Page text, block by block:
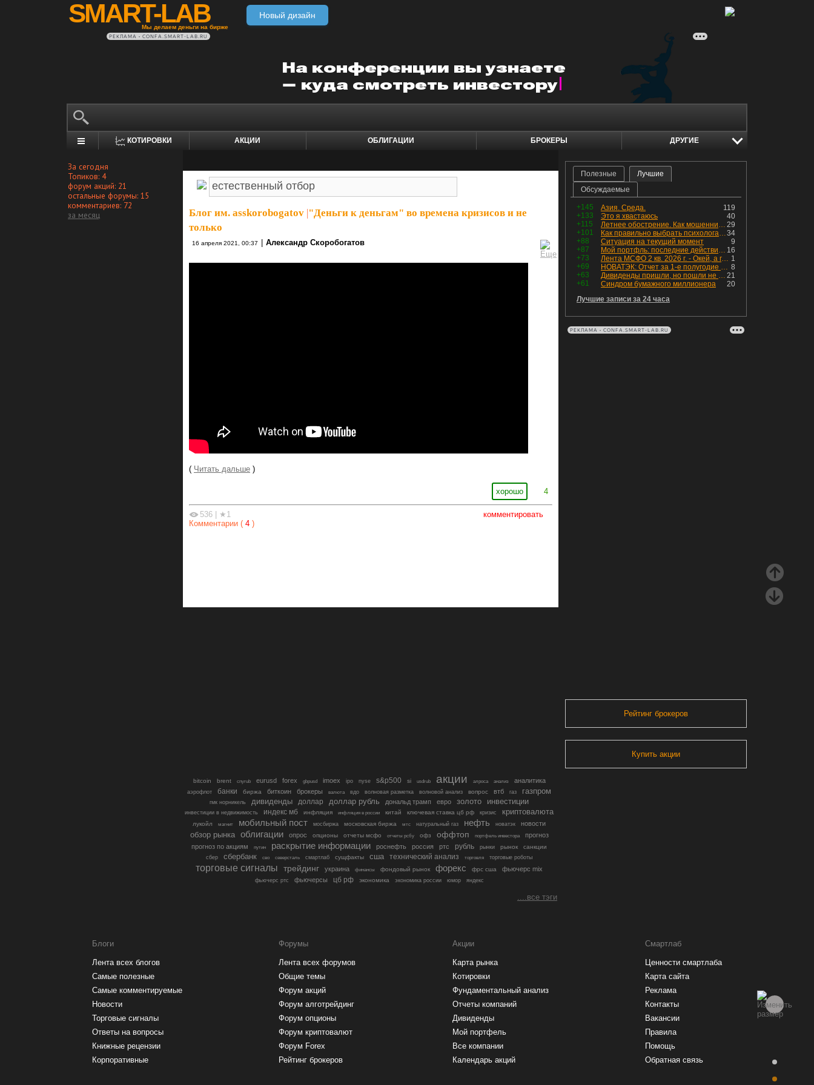
SMART-LAB
Мы делаем деньги на бирже
Новый дизайн
РЕКЛАМА • CONFA.SMART-LAB.RU
КОТИРОВКИ АКЦИИ ОБЛИГАЦИИ БРОКЕРЫ ДРУГИЕ
За сегодня
Топиков: 4
форум акций: 21
остальные форумы: 15
комментариев: 72
за месяц
Блог им. asskorobogatov "Деньги к деньгам" во времена кризисов и не
только
16 апреля 2021, 00:37 Александр Скоробогатов
( Читать дальше )
хорошо 4
комментировать
536 | ★1
Комментарии ( 4 )
Полезные
Лучшие
Обсуждаемые
+145 119
Азия. Среда.
+133
40
Это я хвастаюсь
+115
29
Летнее обострение. Как мошенники пытаются подсунуть кнопку "БАБЛО" девушкам
+101
34
Как правильно выбрать психолога. Показания к лечению
+88
9
Ситуация на текущий момент
+87
16
Мой портфль: последние действия и текущая структура. Краткий комментарий по всем позициям
+73
1
Лента МСФО 2 кв. 2026 г. - Окей, а где прибыль?
+69
8
НОВАТЭК: Отчет за 1-е полугодие 2026 - прибыль продолжает падать, но лучшее впереди, если не прилетит
+63
21
Дивиденды пришли, но пошли не туда
+61
20
Синдром бумажного миллионера
Лучшие записи за 24 часа
РЕКЛАМА • CONFA.SMART-LAB.RU
Рейтинг брокеров
Купить акции
bitcoin brent cnyrub eurusd forex gbpusd imoex ipo nyse s&p500 si usdrub акции алроса анализ аналитика
аэрофлот банки биржа биткоин брокеры валюта вдо волновая разметка волновой анализ вопрос втб газ газпром
гмк норникель дивиденды доллар доллар рубль дональд трамп евро золото инвестиции
инвестиции в недвижимость индекс мб инфляция инфляция в россии китай ключевая ставка цб рф кризис криптовалюта
лукойл магнит мобильный пост мосбиржа московская биржа мтс натуральный газ нефть новатэк новости
обзор рынка облигации опрос опционы отчеты мсфо отчеты рсбу офз оффтоп портфель инвестора
прогноз
прогноз по акциям
путин раскрытие информации роснефть россия ртс рубль рынки рынок санкции
сбер сбербанк сво северсталь смартлаб сущфакты сша технический анализ торговля торговые роботы
торговые сигналы трейдинг украина финансы фондовый рынок форекс фрс сша фьючерс mix
фьючерс ртс фьючерсы цб рф экономика экономика россии юмор яндекс
....все тэги
Блоги
Лента всех блогов
Самые полезные
Самые комментируемые
Новости
Торговые сигналы
Ответы на вопросы
Книжные рецензии
Корпоративные
Форумы
Лента всех форумов
Общие темы
Форум акций
Форум алготрейдинг
Форум опционы
Форум криптовалют
Форум Forex
Рейтинг брокеров
Акции
Карта рынка
Котировки
Фундаментальный анализ
Отчеты компаний
Дивиденды
Мой портфель
Все компании
Календарь акций
Смартлаб
Ценности смартлаба
Карта сайта
Реклама
Контакты
Вакансии
Правила
Помощь
Обратная связь